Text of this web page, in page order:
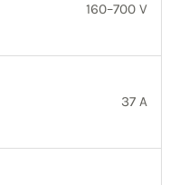
160–700 V
37 A